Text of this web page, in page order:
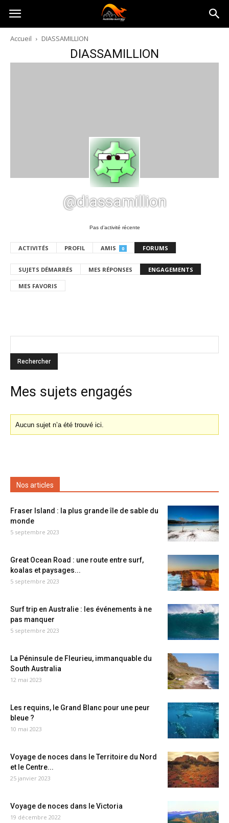
Australia-
australie.com
Accueil DIASSAMILLION
DIASSAMILLION
@diassamillion
Pas d’activité récente
ACTIVITÉS PROFIL AMIS 0 FORUMS
SUJETS DÉMARRÉS MES RÉPONSES ENGAGEMENTS
MES FAVORIS
Mes sujets engagés
Aucun sujet n’a été trouvé ici.
Nos articles
Fraser Island : la plus grande île de sable du
monde
5 septembre 2023
Great Ocean Road : une route entre surf,
koalas et paysages...
5 septembre 2023
Surf trip en Australie : les événements à ne
pas manquer
5 septembre 2023
La Péninsule de Fleurieu, immanquable du
South Australia
12 mai 2023
Les requins, le Grand Blanc pour une peur
bleue ?
10 mai 2023
Voyage de noces dans le Territoire du Nord
et le Centre...
25 janvier 2023
Voyage de noces dans le Victoria
19 décembre 2022